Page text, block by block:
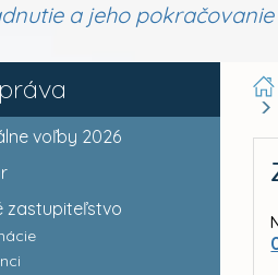
a jeho pokračovanie
voľby 2026
zastupiteľstvo